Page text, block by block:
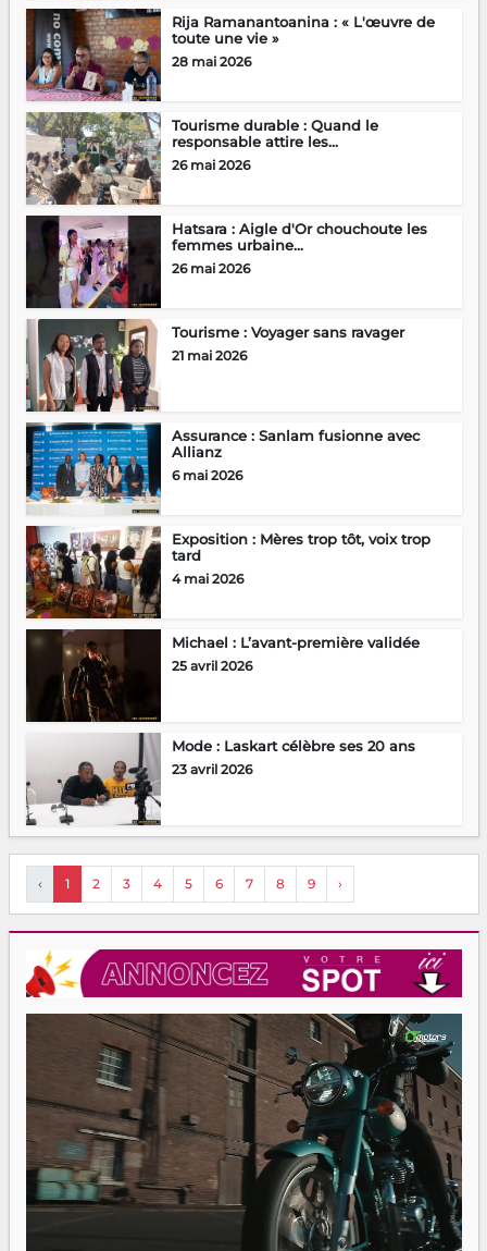
Rija Ramanantoanina : « L'œuvre de
toute une vie »
28 mai 2026
Tourisme durable : Quand le
responsable attire les...
26 mai 2026
Hatsara : Aigle d'Or chouchoute les
femmes urbaine...
26 mai 2026
Tourisme : Voyager sans ravager
21 mai 2026
Assurance : Sanlam fusionne avec
Allianz
6 mai 2026
Exposition : Mères trop tôt, voix trop
tard
4 mai 2026
Michael : L’avant-première validée
25 avril 2026
Mode : Laskart célèbre ses 20 ans
23 avril 2026
‹ 1 2 3 4 5 6 7 8 9 ›